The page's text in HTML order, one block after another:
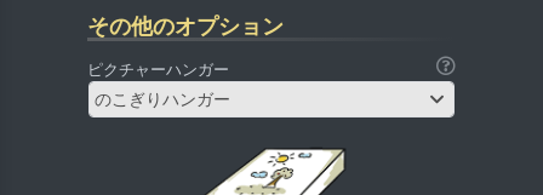
その他のオプション
ピクチャーハンガー
のこぎりハンガー